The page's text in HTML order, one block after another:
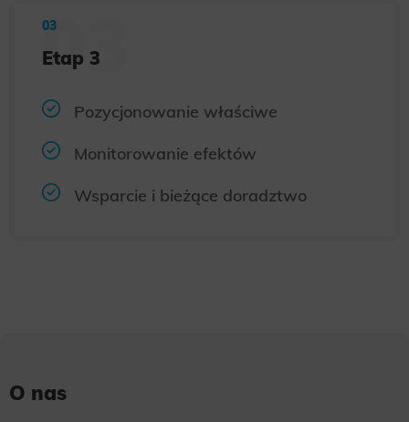
Etap 3
Pozycjonowanie właściwe
Monitorowanie efektów
Wsparcie i bieżące doradztwo
O nas